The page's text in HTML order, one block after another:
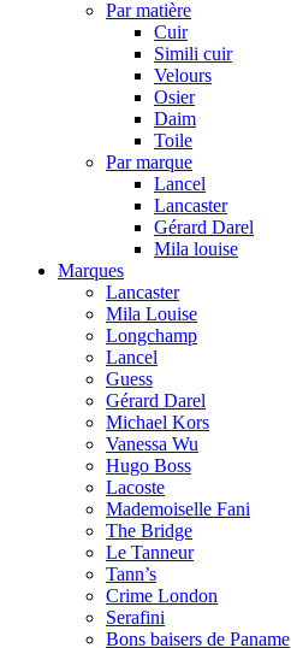
Par matière
Cuir
Simili cuir
Velours
Osier
Daim
Toile
Par marque
Lancel
Lancaster
Gérard Darel
Mila louise
Marques
Lancaster
Mila Louise
Longchamp
Lancel
Guess
Gérard Darel
Michael Kors
Vanessa Wu
Hugo Boss
Lacoste
Mademoiselle Fani
The Bridge
Le Tanneur
Tann’s
Crime London
Serafini
Bons baisers de Paname